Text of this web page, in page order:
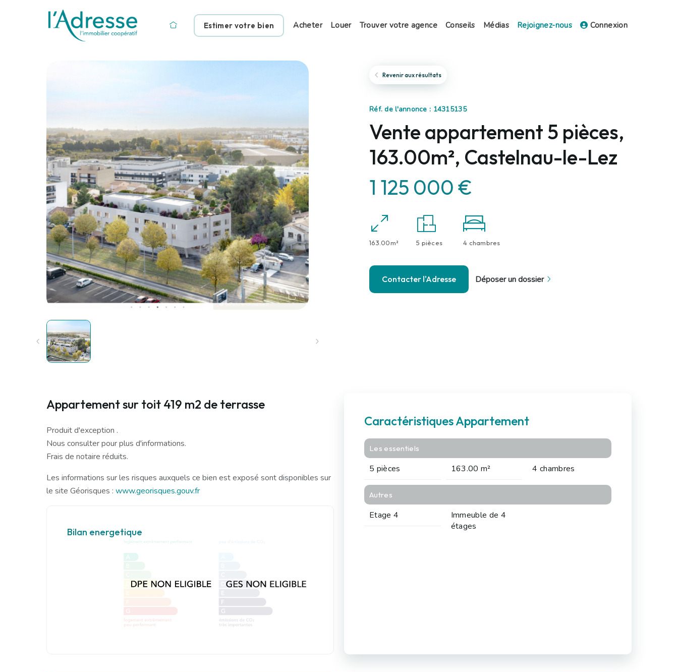
Estimer votre bien Acheter Louer Trouver votre agence Conseils Médias Rejoignez-nous Connexion
Revenir aux résultats
Réf. de l'annonce : 14315135
Vente appartement 5 pièces,
163.00m², Castelnau-le-Lez
1 125 000 €
163.00m² 5 pièces 4 chambres
Contacter l'Adresse Déposer un dossier
Appartement sur toit 419 m2 de terrasse
Produit d'exception .
Nous consulter pour plus d'informations.
Frais de notaire réduits.
Les informations sur les risques auxquels ce bien est exposé sont disponibles sur
le site Géorisques : www.georisques.gouv.fr
Bilan energetique
Caractéristiques Appartement
Les essentiels
5 pièces 163.00 m² 4 chambres
Autres
Etage 4
Immeuble de 4
étages